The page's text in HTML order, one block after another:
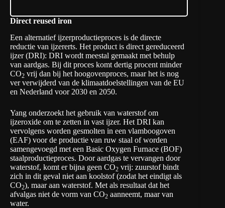
Direct reused iron
Een alternatief ijzerproductieproces is de directe
reductie van ijzererts. Het product is direct gereduceerd
ijzer (DRI): DRI wordt meestal gemaakt met behulp
van aardgas. Bij dit proces komt dertig procent minder
CO2 vrij dan bij het hoogovenproces, maar het is nog
ver verwijderd van de klimaatdoelstellingen van de EU
en Nederland voor 2030 en 2050.
Yang onderzoekt het gebruik van waterstof om
ijzeroxide om te zetten in vast ijzer. Het DRI kan
vervolgens worden gesmolten in een vlamboogoven
(EAF) voor de productie van ruw staal of worden
samengevoegd met een Basic Oxygen Furnace (BOF)
staalproductieproces. Door aardgas te vervangen door
waterstof, komt er bijna geen CO2 vrij: zuurstof bindt
zich in dit geval niet aan koolstof (zodat het eindigt als
CO2), maar aan waterstof. Met als resultaat dat het
afvalgas niet de vorm van CO2 aanneemt, maar van
water.